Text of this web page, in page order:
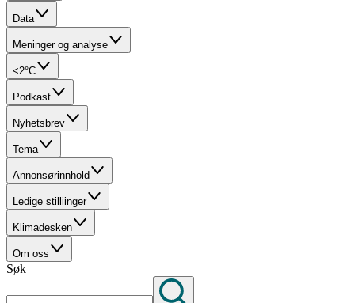
Data
Meninger og analyse
<2°C
Podkast
Nyhetsbrev
Tema
Annonsørinnhold
Ledige stilliinger
Klimadesken
Om oss
Søk